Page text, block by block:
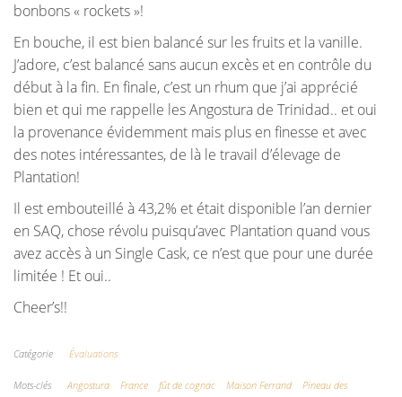
bonbons « rockets »!
En bouche, il est bien balancé sur les fruits et la vanille.
J’adore, c’est balancé sans aucun excès et en contrôle du
début à la fin. En finale, c’est un rhum que j’ai apprécié
bien et qui me rappelle les Angostura de Trinidad.. et oui
la provenance évidemment mais plus en finesse et avec
des notes intéressantes, de là le travail d’élevage de
Plantation!
Il est embouteillé à 43,2% et était disponible l’an dernier
en SAQ, chose révolu puisqu’avec Plantation quand vous
avez accès à un Single Cask, ce n’est que pour une durée
limitée ! Et oui..
Cheer’s!!
Catégorie Évaluations
Mots-clés Angostura France fût de cognac Maison Ferrand Pineau des